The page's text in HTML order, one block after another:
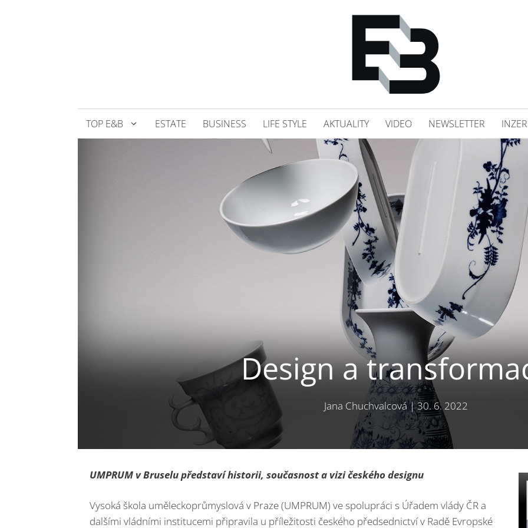
TOP E&B ESTATE BUSINESS LIFE STYLE AKTUALITY VIDEO NEWSLETTER
Design a
Jana Chuchvalcová|30. 6. 2022
UMPRUM v Bruselu představí historii, současnost a vizi českého designu
Vysoká škola uměleckoprůmyslová v Praze (UMPRUM) ve spolupráci s Úřadem vlády ČR a
dalšími vládními institucemi připravila u příležitosti českého předsednictví v Radě Evropské